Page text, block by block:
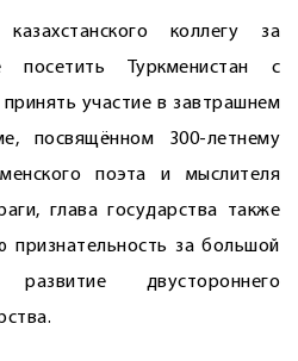
коллегу за
посетить Туркменистан с
участие в завтрашнем
посвящённом 300-летнему
поэта и мыслителя
глава государства также
признательность за большой
двустороннего